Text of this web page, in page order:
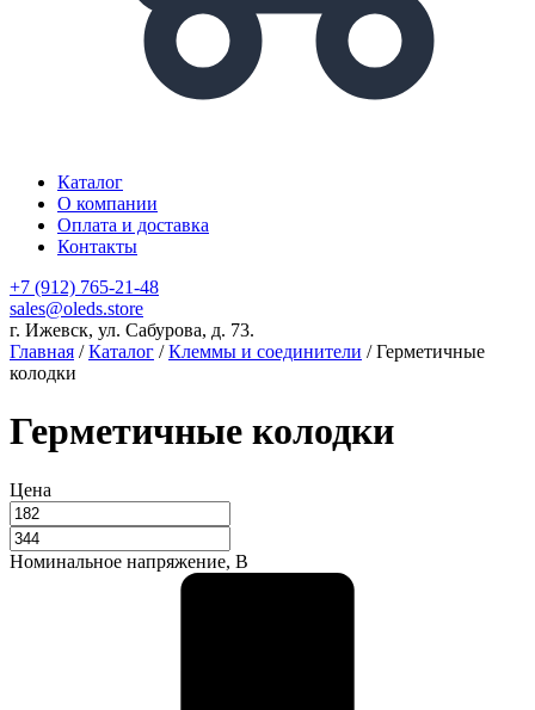
Каталог
О компании
Оплата и доставка
Контакты
+7 (912) 765-21-48
sales@oleds.store
г. Ижевск, ул. Сабурова, д. 73.
Главная /Каталог /Клеммы и соединители / Герметичные
колодки
Герметичные колодки
Цена
Номинальное напряжение, В